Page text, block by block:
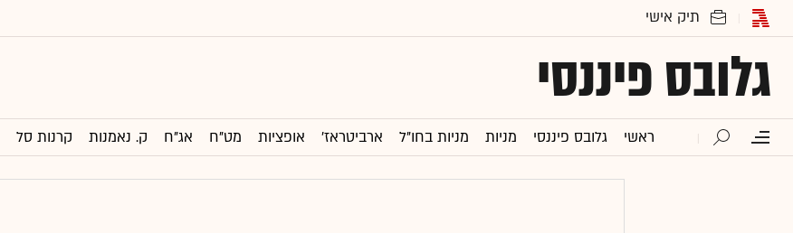
גלובס פיננסי
ראשי גלובס פיננסי מניות מניות בחו"ל ארביטראז' אופציות מט"ח אג"ח ק. נאמנות קרנות סל